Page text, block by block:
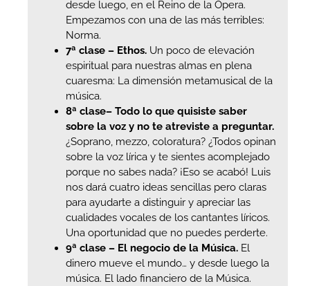
desde luego, en el Reino de la Ópera.
Empezamos con una de las más terribles:
Norma.
7ª clase – Ethos. Un poco de elevación
espiritual para nuestras almas en plena
cuaresma: La dimensión metamusical de la
música.
8ª clase– Todo lo que quisiste saber
sobre la voz y no te atreviste a preguntar.
¿Soprano, mezzo, coloratura? ¿Todos opinan
sobre la voz lírica y te sientes acomplejado
porque no sabes nada? ¡Eso se acabó! Luis
nos dará cuatro ideas sencillas pero claras
para ayudarte a distinguir y apreciar las
cualidades vocales de los cantantes líricos.
Una oportunidad que no puedes perderte.
9ª clase – El negocio de la Música. El
dinero mueve el mundo… y desde luego la
música. El lado financiero de la Música.